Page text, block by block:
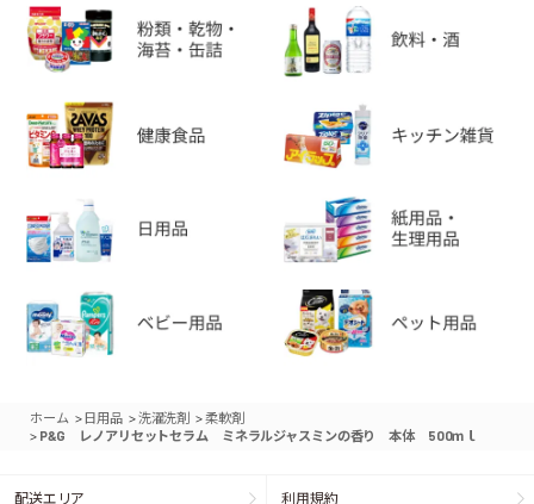
ホーム > 日用品 >洗濯洗剤 >柔軟剤
> P&G レノアリセットセラム ミネラルジャスミンの香り 本体 500ｍｌ
配送エリア 利用規約